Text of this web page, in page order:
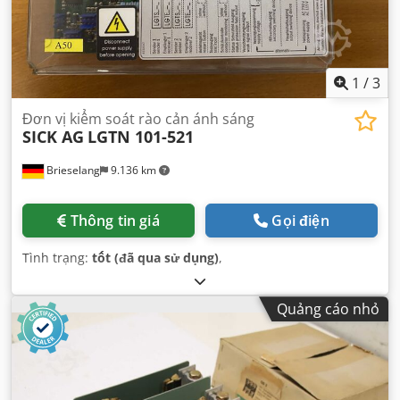
1 /3
Brieselang 9.136 km
Đơn vị kiểm soát rào cản ánh sáng
SICK AG LGTN 101-521
Thông tin giá Gọi điện
Tình trạng: tốt (đã qua sử dụng),
Quảng cáo nhỏ